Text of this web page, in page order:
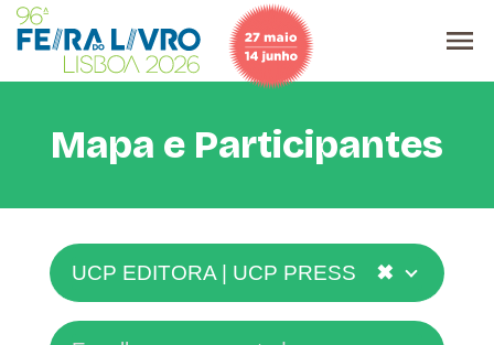
Mapa e Participantes
UCP EDITORA | UCP PRESS ✖